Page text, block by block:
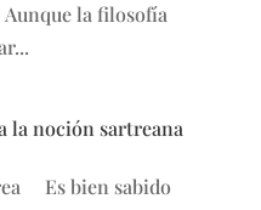
Aunque la filosofía
la noción sartreana
Es bien sabido